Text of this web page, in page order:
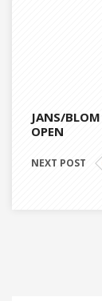
JANS/BLOM
OPEN
NEXT POST